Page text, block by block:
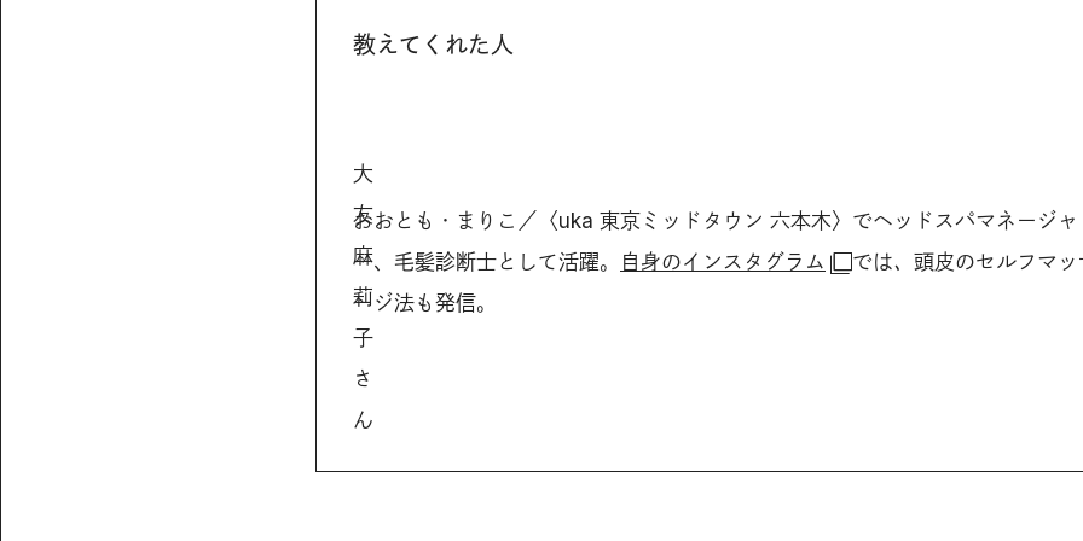
大
友
麻
莉
子
さ
ん
教えてくれた人
おおとも・まりこ／〈uka 東京ミッドタウン 六本木〉でヘッドスパマネージャ
ー、毛髪診断士として活躍。
自身のインスタグラム では、 頭皮のセルフマッ
ージ法も発信。